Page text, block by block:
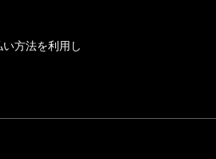
方法を利用し